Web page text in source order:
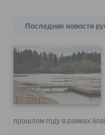
Последние новости
прошлом году в рамках